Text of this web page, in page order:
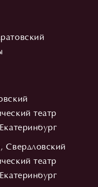
театр
Свердловский
театр